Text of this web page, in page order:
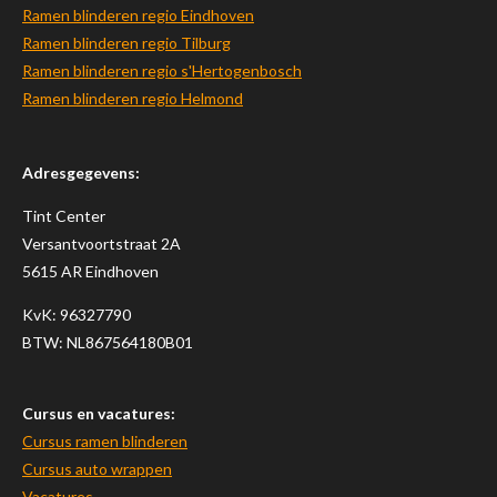
Ramen blinderen regio Eindhoven
Ramen blinderen regio Tilburg
Ramen blinderen regio s'Hertogenbosch
Ramen blinderen regio Helmond
Adresgegevens:
Tint Center
Versantvoortstraat 2A
5615 AR Eindhoven
KvK: 96327790
BTW: NL867564180B01
Cursus en vacatures:
Cursus ramen blinderen
Cursus auto wrappen